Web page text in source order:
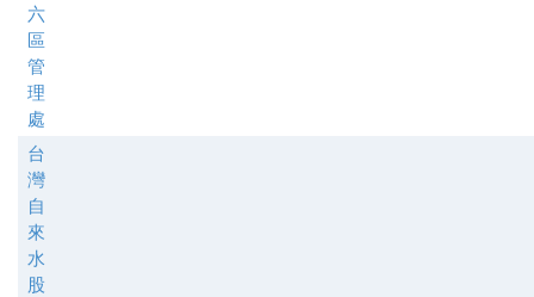
六
區
管
理
處
台
灣
自
來
水
股